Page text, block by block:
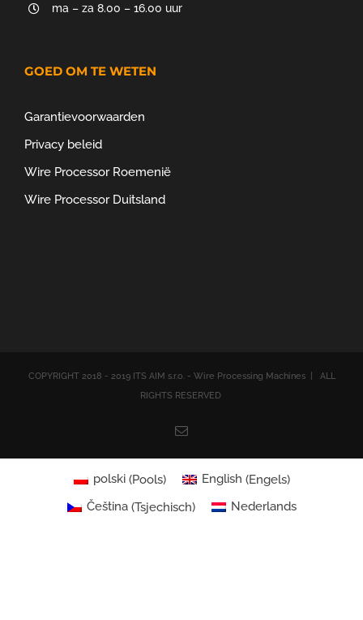
ma – za 8.00 – 16.00 uur
GOED OM TE WETEN
Garantievoorwaarden
Privacy beleid
Wire Processor Roemenië
Wire Processor Duitsland
COPYRIGHT 2018 - 2019 ITS AIM s.r.o. - Wire Processing Machines | ALL
RIGHTS RESERVED
Email
polski(Pools) English (Engels)
Čeština(Tsjechisch) Nederlands